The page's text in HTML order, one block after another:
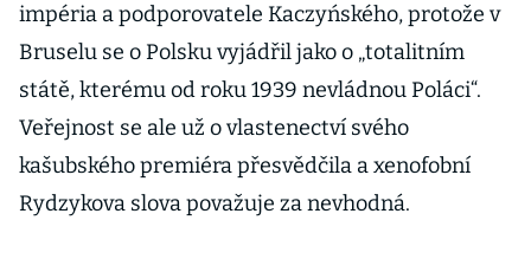
impéria a podporovatele Kaczyńského, protože v
Bruselu se o Polsku vyjádřil jako o „totalitním
státě, kterému od roku 1939 nevládnou Poláci“.
Veřejnost se ale už o vlastenectví svého
kašubského premiéra přesvědčila a xenofobní
Rydzykova slova považuje za nevhodná.